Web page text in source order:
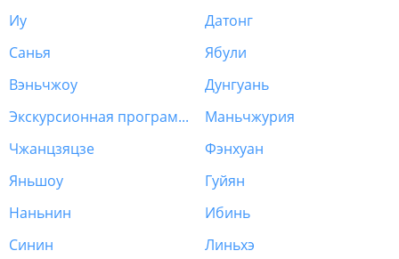
Иу
Датонг
Санья
Ябули
Вэньчжоу
Дунгуань
Экскурсионная программа Китай
Маньчжурия
Чжанцзяцзе
Фэнхуан
Яньшоу
Гуйян
Наньнин
Ибинь
Синин
Линьхэ